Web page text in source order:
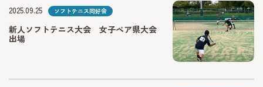
2025.09.25 ソフトテニス同好会
新人ソフトテニス大会 女子ペア県大会
出場